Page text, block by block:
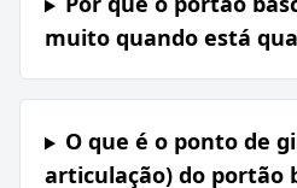
muito quando está
O que é o ponto de
articulação) do portão